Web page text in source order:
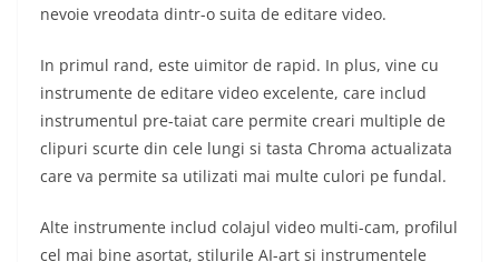
nevoie vreodata dintr-o suita de editare video.
In primul rand, este uimitor de rapid. In plus, vine cu
instrumente de editare video excelente, care includ
instrumentul pre-taiat care permite creari multiple de
clipuri scurte din cele lungi si tasta Chroma actualizata
care va permite sa utilizati mai multe culori pe fundal.
Alte instrumente includ colajul video multi-cam, profilul
cel mai bine asortat, stilurile AI-art si instrumentele